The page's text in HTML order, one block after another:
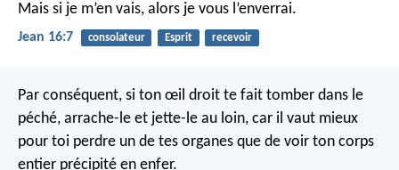
Mais si je m’en vais, alors je vous l’enverrai.
Jean 16:7 consolateur Esprit recevoir
Par conséquent, si ton œil droit te fait tomber dans le
péché, arrache-le et jette-le au loin, car il vaut mieux
pour toi perdre un de tes organes que de voir ton corps
entier précipité en enfer.